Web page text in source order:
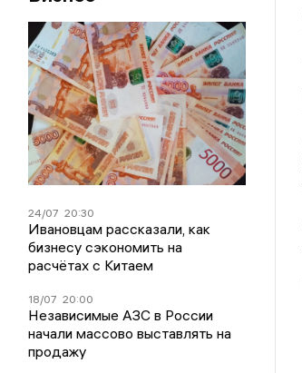
24/07 20:30
Ивановцам рассказали, как
бизнесу сэкономить на
расчётах с Китаем
18/07 20:00
Независимые АЗС в России
начали массово выставлять на
продажу